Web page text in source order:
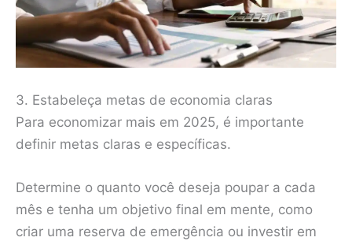
3. Estabeleça metas de economia claras
Para economizar mais em 2025, é importante
definir metas claras e específicas.
Determine o quanto você deseja poupar a cada
mês e tenha um objetivo final em mente, como
criar uma reserva de emergência ou investir em